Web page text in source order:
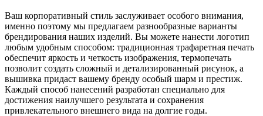
Ваш корпоративный стиль заслуживает особого внимания,
именно поэтому мы предлагаем разнообразные варианты
брендирования наших изделий. Вы можете нанести логотип
любым удобным способом: традиционная трафаретная печать
обеспечит яркость и четкость изображения, термопечать
позволит создать сложный и детализированный рисунок, а
вышивка придаст вашему бренду особый шарм и престиж.
Каждый способ нанесений разработан специально для
достижения наилучшего результата и сохранения
привлекательного внешнего вида на долгие годы.